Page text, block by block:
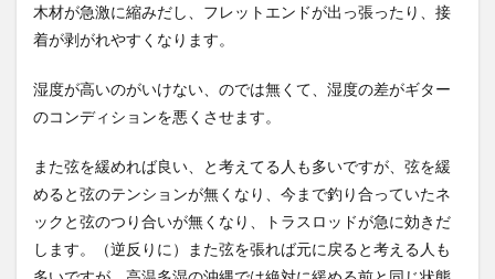
木材が急激に縮みだし、フレットエンドが出っ張ったり、接
着が剥がれやすくなります。
湿度が高いのがいけない、のでは無くて、湿度の差がギター
のコンディションを悪くさせます。
また弦を緩めれば良い、と考えてる人も多いですが、弦を緩
めると弦のテンションが無くなり、今まで釣り合っていたネ
ックと弦のつり合いが無くなり、トラスロッドが急に効きだ
します。（逆反りに）また弦を張れば元に戻ると考える人も